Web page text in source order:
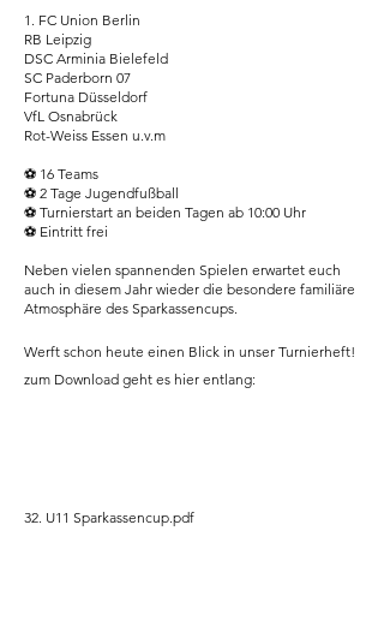
1. FC Union Berlin
RB Leipzig
DSC Arminia Bielefeld
SC Paderborn 07
Fortuna Düsseldorf
VfL Osnabrück
Rot-Weiss Essen u.v.m
⚽ 16 Teams
⚽ 2 Tage Jugendfußball
⚽ Turnierstart an beiden Tagen ab 10:00 Uhr
⚽ Eintritt frei
Neben vielen spannenden Spielen erwartet euch
auch in diesem Jahr wieder die besondere familiäre
Atmosphäre des Sparkassencups.
Werft schon heute einen Blick in unser Turnierheft!
zum Download geht es hier entlang:
32. U11 Sparkassencup.pdf